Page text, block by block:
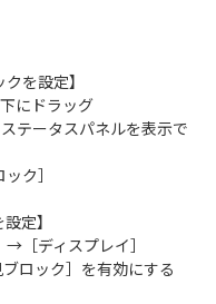
を設定】
にドラッグ
テータスパネルを表示で
ク］
定】
［ディスプレイ］
ロック］を有効にする